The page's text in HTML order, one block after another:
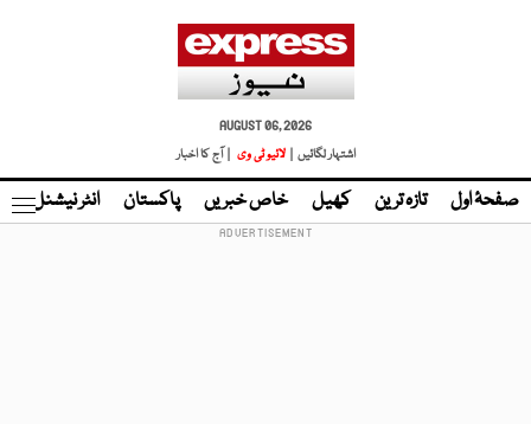
AUGUST 06, 2026
اشتہار لگائیں |
لائیو ٹی وی | آج کا اخبار
صفحۂ اول تازہ ترین کھیل خاص خبریں پاکستان انٹر نیشنل